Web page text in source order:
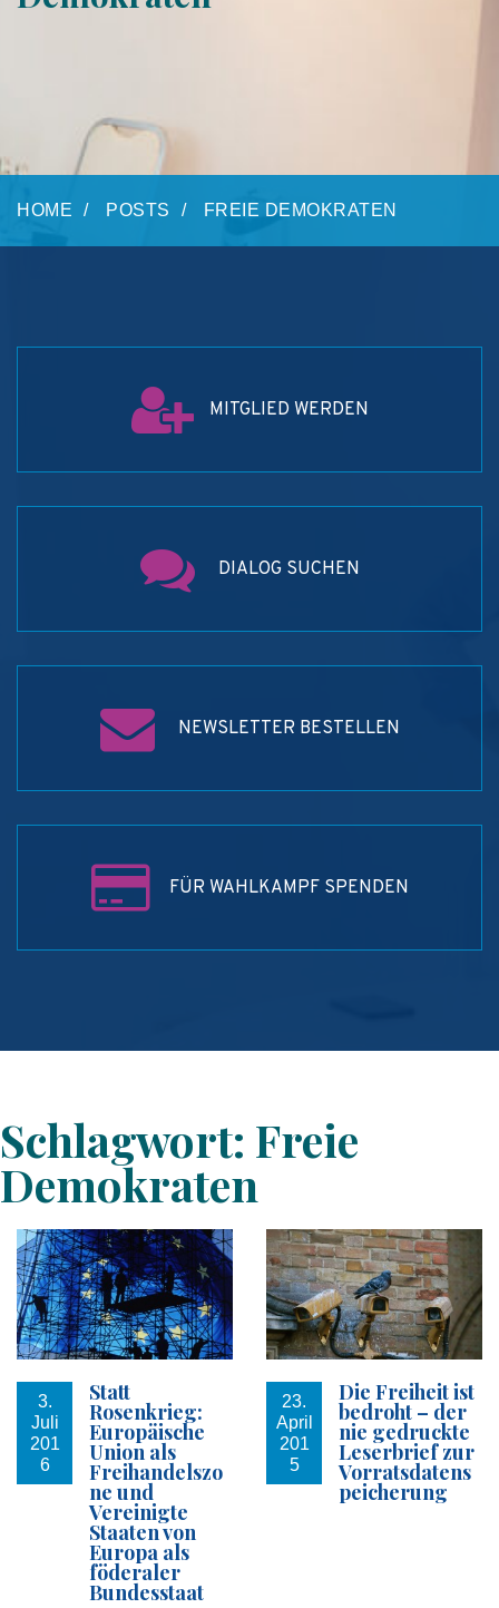
HOME POSTS FREIE DEMOKRATEN
MITGLIED WERDEN
DIALOG SUCHEN
NEWSLETTER BESTELLEN
FÜR WAHLKAMPF SPENDEN
Schlagwort: Freie
Demokraten
3.
Juli
201
6
Statt
Rosenkrieg:
Europäische
Union als
Freihandelszo
ne und
Vereinigte
Staaten von
Europa als
föderaler
Bundesstaat
23.
April
201
5
Die Freiheit ist
bedroht – der
nie gedruckte
Leserbrief zur
Vorratsdatens
peicherung